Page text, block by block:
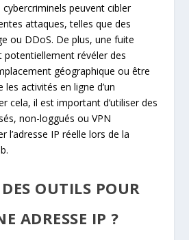
peuvent cibler
attaques, telles que des
ou DDoS. De plus, une fuite
potentiellement révéler des
géographique ou être
activités en ligne d’un
cela, il est important d’utiliser des
non-loggués ou VPN
l’adresse IP réelle lors de la
OUTILS POUR
ADRESSE IP ?